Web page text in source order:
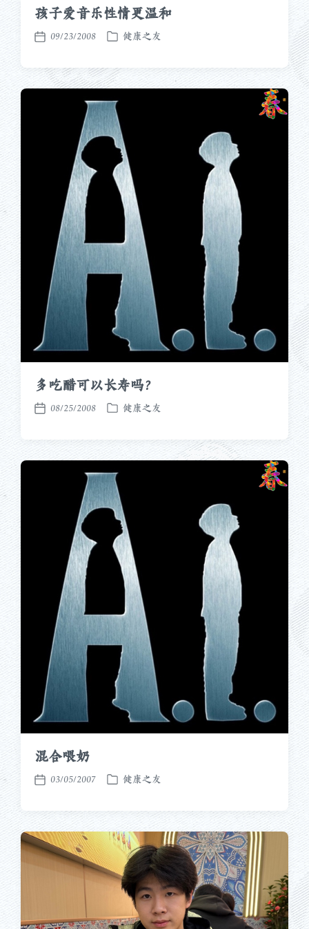
孩子爱音乐性情更温和
发
日
期
09/23/2008
发
于
健康之友
多吃醋可以长寿吗？
发
日
期
08/25/2008
发
于
健康之友
混合喂奶
发
期
03/05/2007
发
于
健康之友